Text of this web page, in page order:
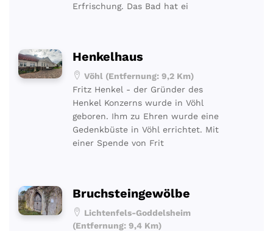
Erfrischung. Das Bad hat ei
Henkelhaus
Vöhl (Entfernung: 9,2 Km)
Fritz Henkel - der Gründer des
Henkel Konzerns wurde in Vöhl
geboren. Ihm zu Ehren wurde eine
Gedenkbüste in Vöhl errichtet. Mit
einer Spende von Frit
Bruchsteingewölbe
Lichtenfels-Goddelsheim
(Entfernung: 9,4 Km)